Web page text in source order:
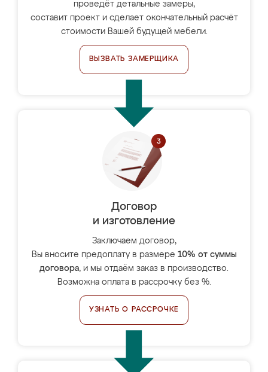
проведёт детальные замеры,
составит проект и сделает окончательный расчёт
стоимости Вашей будущей мебели.
ВЫЗВАТЬ ЗАМЕРЩИКА
Договор
и изготовление
Заключаем договор,
Вы вносите предоплату в размере 10% от суммы
договора, и мы отдаём заказ в производство.
Возможна оплата в рассрочку без %.
УЗНАТЬ О РАССРОЧКЕ